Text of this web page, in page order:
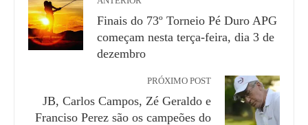
Finais do 73º Torneio Pé Duro APG
começam nesta terça-feira, dia 3 de
dezembro
PRÓXIMO POST
JB, Carlos Campos, Zé Geraldo e
Franciso Perez são os campeões do